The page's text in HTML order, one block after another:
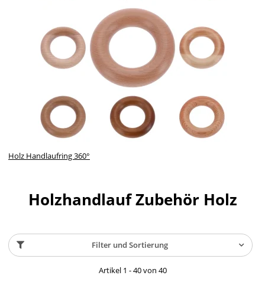
Holz Handlaufring 360°
Holzhandlauf Zubehör Holz
Filter und Sortierung
Artikel 1 - 40 von 40